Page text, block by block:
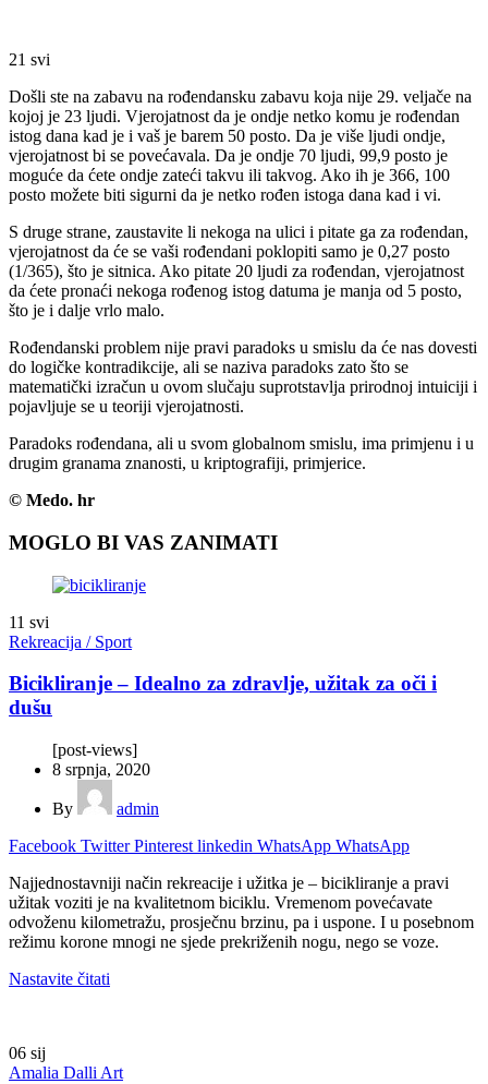
21 svi
Došli ste na zabavu na rođendansku zabavu koja nije 29. veljače na
kojoj je 23 ljudi. Vjerojatnost da je ondje netko komu je rođendan
istog dana kad je i vaš je barem 50 posto. Da je više ljudi ondje,
vjerojatnost bi se povećavala. Da je ondje 70 ljudi, 99,9 posto je
moguće da ćete ondje zateći takvu ili takvog. Ako ih je 366, 100
posto možete biti sigurni da je netko rođen istoga dana kad i vi.
S druge strane, zaustavite li nekoga na ulici i pitate ga za rođendan,
vjerojatnost da će se vaši rođendani poklopiti samo je 0,27 posto
(1/365), što je sitnica. Ako pitate 20 ljudi za rođendan, vjerojatnost
da ćete pronaći nekoga rođenog istog datuma je manja od 5 posto,
što je i dalje vrlo malo.
Rođendanski problem nije pravi paradoks u smislu da će nas dovesti
do logičke kontradikcije, ali se naziva paradoks zato što se
matematički izračun u ovom slučaju suprotstavlja prirodnoj intuiciji i
pojavljuje se u teoriji vjerojatnosti.
Paradoks rođendana, ali u svom globalnom smislu, ima primjenu i u
drugim granama znanosti, u kriptografiji, primjerice.
© Medo. hr
MOGLO BI VAS ZANIMATI
11 svi
Rekreacija / Sport
Bicikliranje – Idealno za zdravlje, užitak za oči i
dušu
[post-views]
8 srpnja, 2020
By
admin
Facebook Twitter Pinterest linkedin WhatsApp WhatsApp
Najjednostavniji način rekreacije i užitka je – bicikliranje a pravi
užitak voziti je na kvalitetnom biciklu. Vremenom povećavate
odvoženu kilometražu, prosječnu brzinu, pa i uspone. I u posebnom
režimu korone mnogi ne sjede prekriženih nogu, nego se voze.
Nastavite čitati
06 sij
Amalia Dalli Art